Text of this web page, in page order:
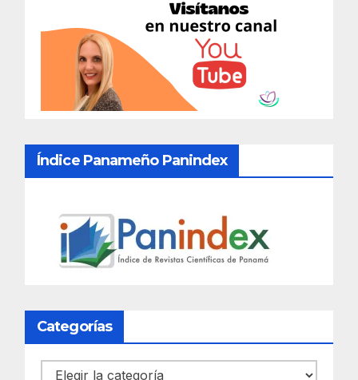
Índice Panameño Panindex
Categorías
Categorías